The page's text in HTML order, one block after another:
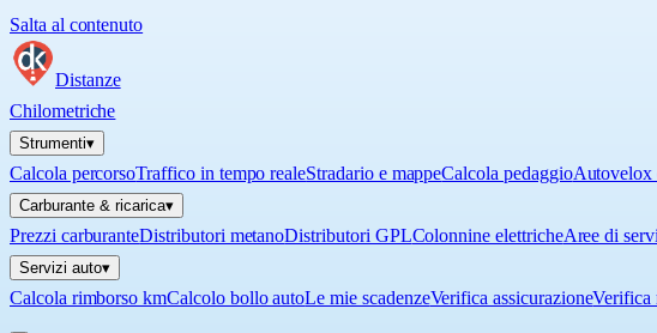
Salta al contenuto
Distanze
Chilometriche
Strumenti▾
Calcola percorsoTraffico in tempo realeStradario e mappeCalcola pedaggioAutovelox
Carburante & ricarica▾
Prezzi carburanteDistributori metanoDistributori GPLColonnine elettricheAree di
Servizi auto▾
Calcola rimborso kmCalcolo bollo autoLe mie scadenzeVerifica assicurazioneVerifica